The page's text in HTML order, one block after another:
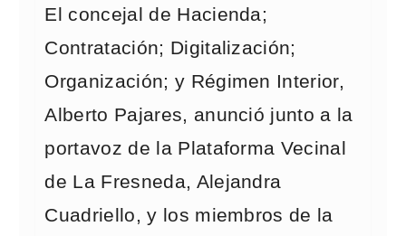
El concejal de Hacienda;
Contratación; Digitalización;
Organización; y Régimen Interior,
Alberto Pajares, anunció junto a la
portavoz de la Plataforma Vecinal
de La Fresneda, Alejandra
Cuadriello, y los miembros de la